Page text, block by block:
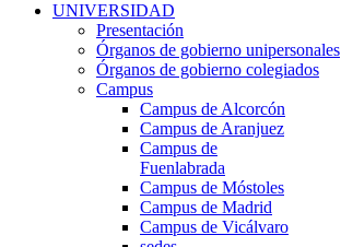
UNIVERSIDAD
Presentación
Órganos de gobierno unipersonales
Órganos de gobierno colegiados
Campus
Campus de Alcorcón
Campus de Aranjuez
Campus de
Fuenlabrada
Campus de Móstoles
Campus de Madrid
Campus de Vicálvaro